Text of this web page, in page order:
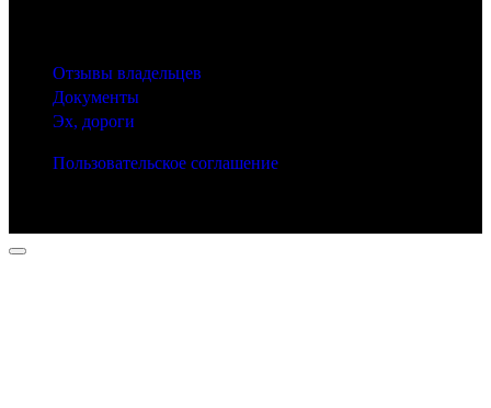
Отзывы владельцев
Документы
Эх, дороги
Пользовательское соглашение